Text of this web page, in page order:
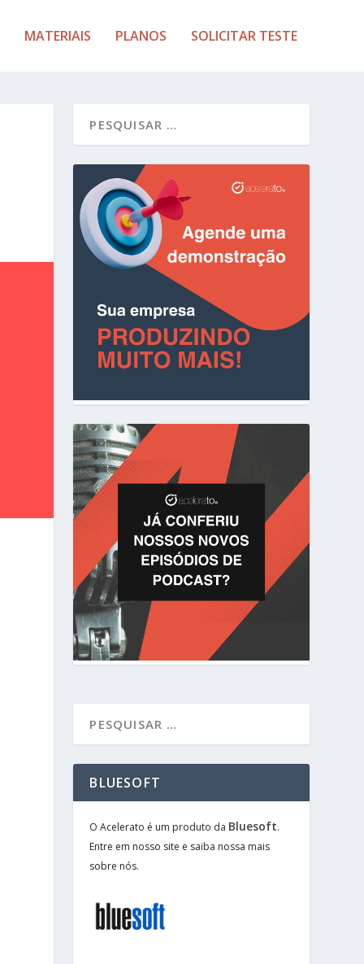
MATERIAIS PLANOS SOLICITAR TESTE
BLUESOFT
O Acelerato é um produto da Bluesoft.
Entre em nosso site e saiba nossa mais
sobre nós.